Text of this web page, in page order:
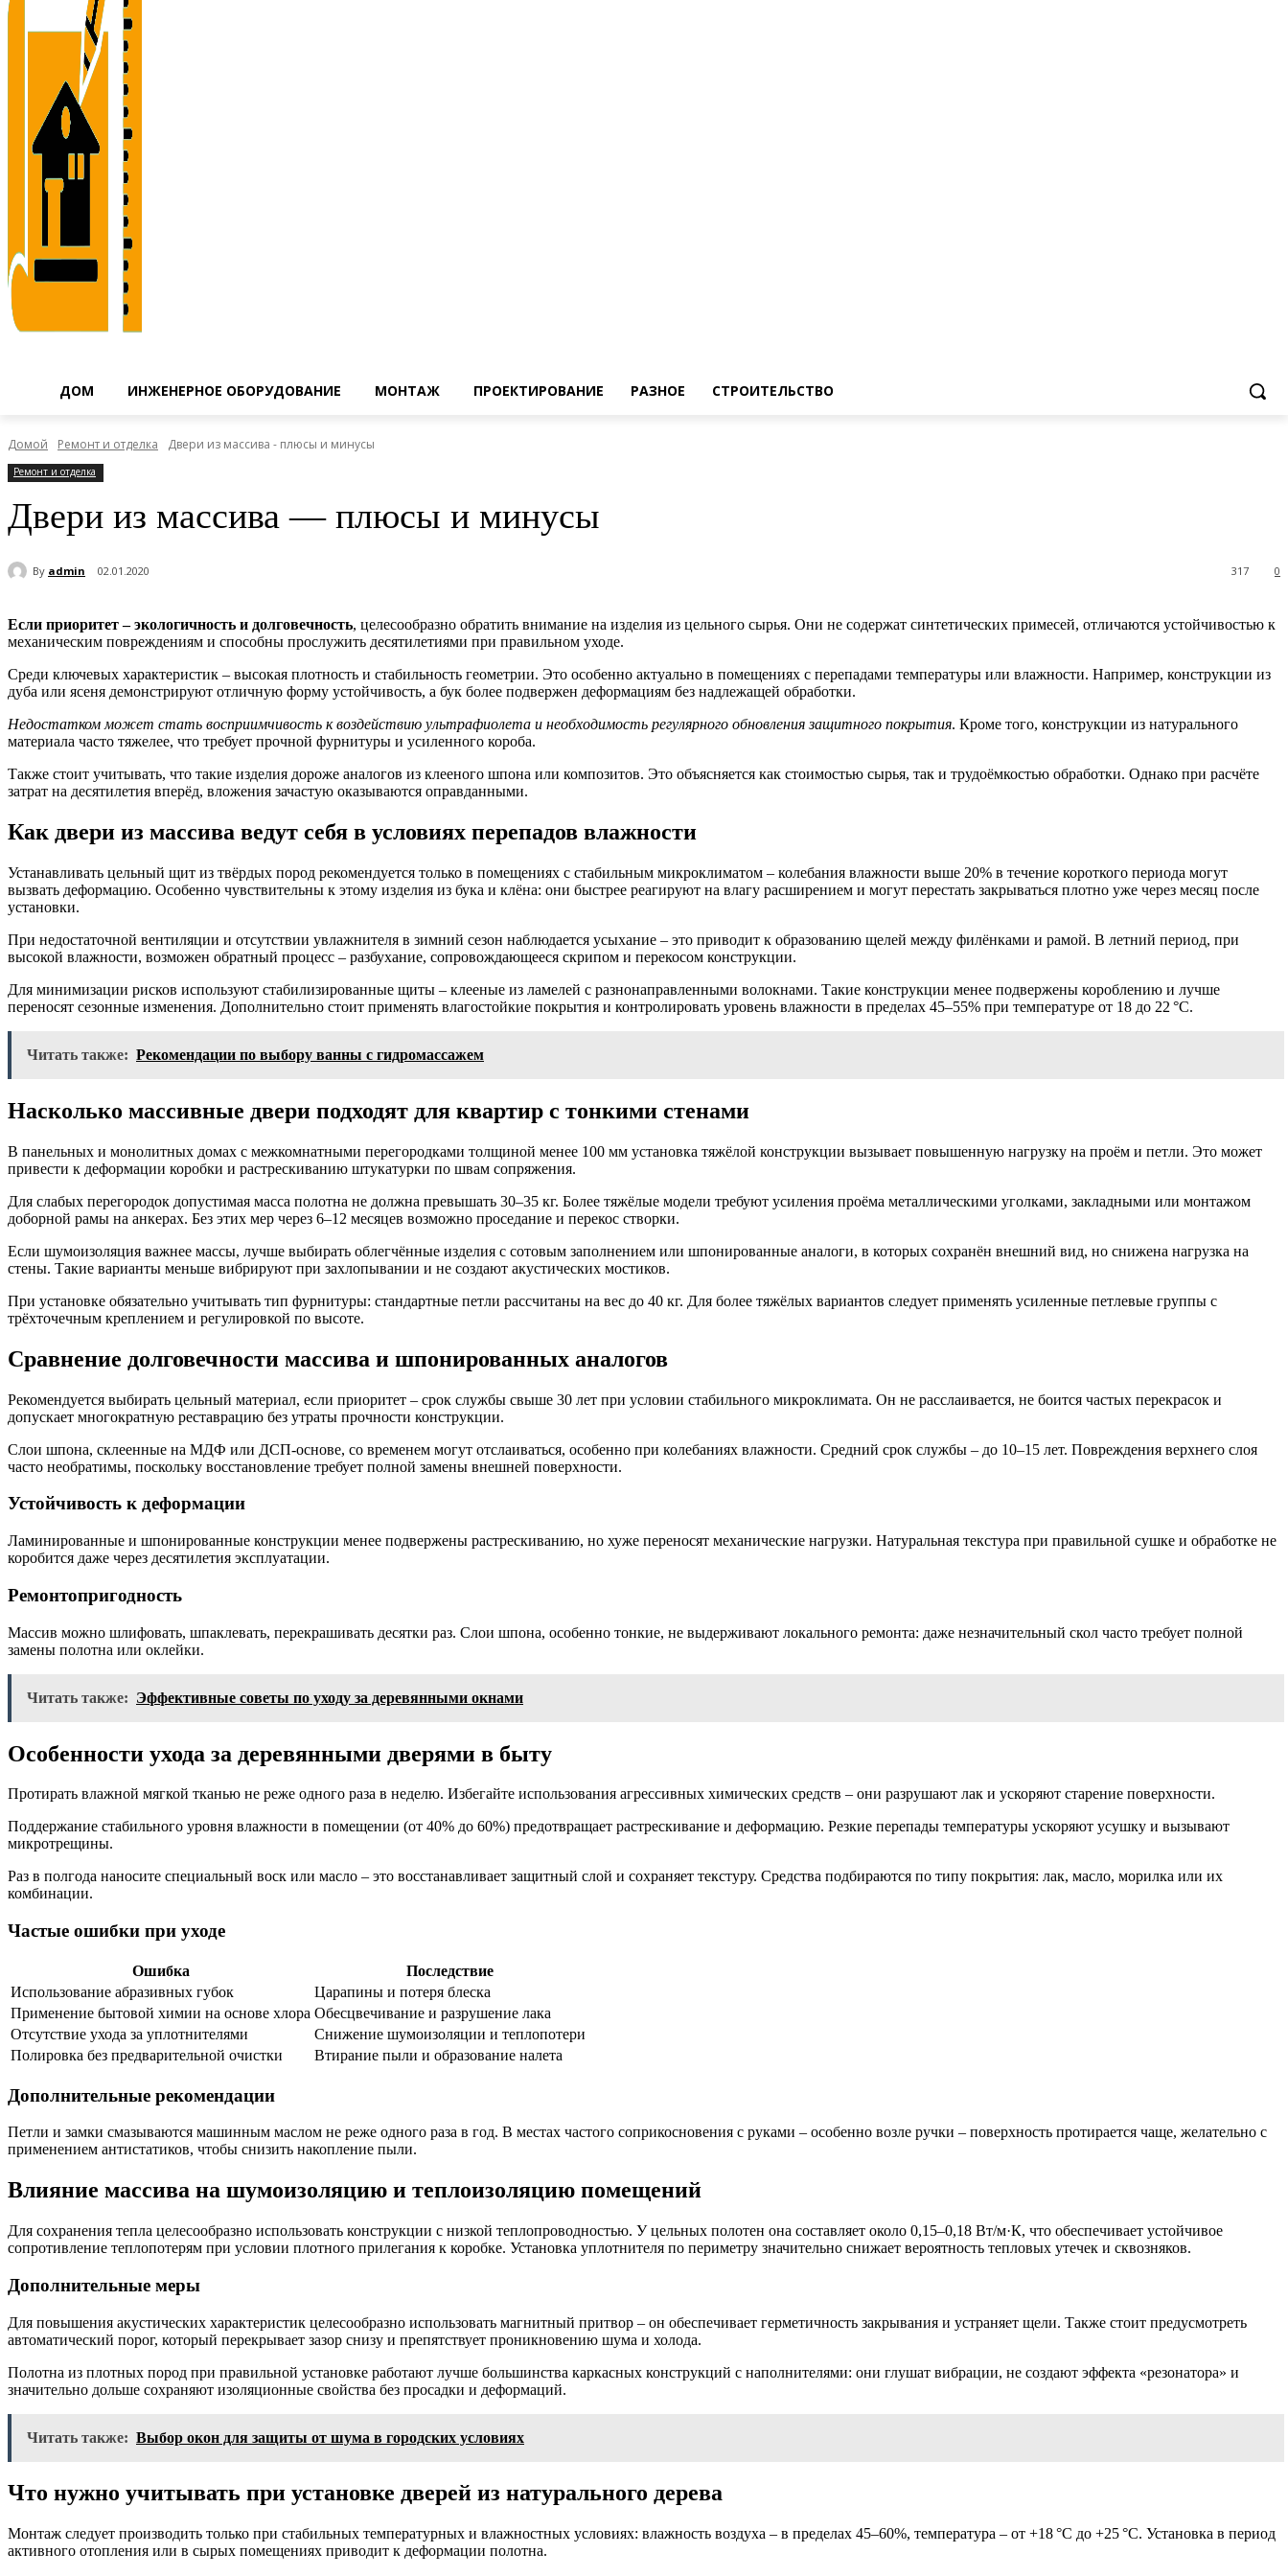
ДОМ ИНЖЕНЕРНОЕ ОБОРУДОВАНИЕ МОНТАЖ ПРОЕКТИРОВАНИЕ РАЗНОЕ СТРОИТЕЛЬСТВО
Домой Ремонт и отделка Двери из массива - плюсы и минусы
Ремонт и отделка
Двери из массива — плюсы и минусы
By admin 02.01.2020 0
317
Если приоритет – экологичность и долговечность, целесообразно обратить внимание на изделия из цельного сырья. Они не содержат синтетических примесей, отличаются устойчивостью к
механическим повреждениям и способны прослужить десятилетиями при правильном уходе.
Среди ключевых характеристик – высокая плотность и стабильность геометрии. Это особенно актуально в помещениях с перепадами температуры или влажности. Например, конструкции из
дуба или ясеня демонстрируют отличную форму устойчивость, а бук более подвержен деформациям без надлежащей обработки.
Недостатком может стать восприимчивость к воздействию ультрафиолета и необходимость регулярного обновления защитного покрытия. Кроме того, конструкции из натурального
материала часто тяжелее, что требует прочной фурнитуры и усиленного короба.
Также стоит учитывать, что такие изделия дороже аналогов из клееного шпона или композитов. Это объясняется как стоимостью сырья, так и трудоёмкостью обработки. Однако при расчёте
затрат на десятилетия вперёд, вложения зачастую оказываются оправданными.
Как двери из массива ведут себя в условиях перепадов влажности
Устанавливать цельный щит из твёрдых пород рекомендуется только в помещениях с стабильным микроклиматом – колебания влажности выше 20% в течение короткого периода могут
вызвать деформацию. Особенно чувствительны к этому изделия из бука и клёна: они быстрее реагируют на влагу расширением и могут перестать закрываться плотно уже через месяц после
установки.
При недостаточной вентиляции и отсутствии увлажнителя в зимний сезон наблюдается усыхание – это приводит к образованию щелей между филёнками и рамой. В летний период, при
высокой влажности, возможен обратный процесс – разбухание, сопровождающееся скрипом и перекосом конструкции.
Для минимизации рисков используют стабилизированные щиты – клееные из ламелей с разнонаправленными волокнами. Такие конструкции менее подвержены короблению и лучше
переносят сезонные изменения. Дополнительно стоит применять влагостойкие покрытия и контролировать уровень влажности в пределах 45–55% при температуре от 18 до 22 °C.
Читать также: Рекомендации по выбору ванны с гидромассажем
Насколько массивные двери подходят для квартир с тонкими стенами
В панельных и монолитных домах с межкомнатными перегородками толщиной менее 100 мм установка тяжёлой конструкции вызывает повышенную нагрузку на проём и петли. Это может
привести к деформации коробки и растрескиванию штукатурки по швам сопряжения.
Для слабых перегородок допустимая масса полотна не должна превышать 30–35 кг. Более тяжёлые модели требуют усиления проёма металлическими уголками, закладными или монтажом
доборной рамы на анкерах. Без этих мер через 6–12 месяцев возможно проседание и перекос створки.
Если шумоизоляция важнее массы, лучше выбирать облегчённые изделия с сотовым заполнением или шпонированные аналоги, в которых сохранён внешний вид, но снижена нагрузка на
стены. Такие варианты меньше вибрируют при захлопывании и не создают акустических мостиков.
При установке обязательно учитывать тип фурнитуры: стандартные петли рассчитаны на вес до 40 кг. Для более тяжёлых вариантов следует применять усиленные петлевые группы с
трёхточечным креплением и регулировкой по высоте.
Сравнение долговечности массива и шпонированных аналогов
Рекомендуется выбирать цельный материал, если приоритет – срок службы свыше 30 лет при условии стабильного микроклимата. Он не расслаивается, не боится частых перекрасок и
допускает многократную реставрацию без утраты прочности конструкции.
Слои шпона, склеенные на МДФ или ДСП-основе, со временем могут отслаиваться, особенно при колебаниях влажности. Средний срок службы – до 10–15 лет. Повреждения верхнего слоя
часто необратимы, поскольку восстановление требует полной замены внешней поверхности.
Устойчивость к деформации
Ламинированные и шпонированные конструкции менее подвержены растрескиванию, но хуже переносят механические нагрузки. Натуральная текстура при правильной сушке и обработке не
коробится даже через десятилетия эксплуатации.
Ремонтопригодность
Массив можно шлифовать, шпаклевать, перекрашивать десятки раз. Слои шпона, особенно тонкие, не выдерживают локального ремонта: даже незначительный скол часто требует полной
замены полотна или оклейки.
Читать также: Эффективные советы по уходу за деревянными окнами
Особенности ухода за деревянными дверями в быту
Протирать влажной мягкой тканью не реже одного раза в неделю. Избегайте использования агрессивных химических средств – они разрушают лак и ускоряют старение поверхности.
Поддержание стабильного уровня влажности в помещении (от 40% до 60%) предотвращает растрескивание и деформацию. Резкие перепады температуры ускоряют усушку и вызывают
микротрещины.
Раз в полгода наносите специальный воск или масло – это восстанавливает защитный слой и сохраняет текстуру. Средства подбираются по типу покрытия: лак, масло, морилка или их
комбинации.
Частые ошибки при уходе
Ошибка
Последствие
Использование абразивных губок
Царапины и потеря блеска
Применение бытовой химии на основе хлора Обесцвечивание и разрушение лака
Отсутствие ухода за уплотнителями
Снижение шумоизоляции и теплопотери
Полировка без предварительной очистки
Втирание пыли и образование налета
Дополнительные рекомендации
Петли и замки смазываются машинным маслом не реже одного раза в год. В местах частого соприкосновения с руками – особенно возле ручки – поверхность протирается чаще, желательно с
применением антистатиков, чтобы снизить накопление пыли.
Влияние массива на шумоизоляцию и теплоизоляцию помещений
Для сохранения тепла целесообразно использовать конструкции с низкой теплопроводностью. У цельных полотен она составляет около 0,15–0,18 Вт/м·К, что обеспечивает устойчивое
сопротивление теплопотерям при условии плотного прилегания к коробке. Установка уплотнителя по периметру значительно снижает вероятность тепловых утечек и сквозняков.
Дополнительные меры
Для повышения акустических характеристик целесообразно использовать магнитный притвор – он обеспечивает герметичность закрывания и устраняет щели. Также стоит предусмотреть
автоматический порог, который перекрывает зазор снизу и препятствует проникновению шума и холода.
Полотна из плотных пород при правильной установке работают лучше большинства каркасных конструкций с наполнителями: они глушат вибрации, не создают эффекта «резонатора» и
значительно дольше сохраняют изоляционные свойства без просадки и деформаций.
Читать также: Выбор окон для защиты от шума в городских условиях
Что нужно учитывать при установке дверей из натурального дерева
Монтаж следует производить только при стабильных температурных и влажностных условиях: влажность воздуха – в пределах 45–60%, температура – от +18 °C до +25 °C. Установка в период
активного отопления или в сырых помещениях приводит к деформации полотна.